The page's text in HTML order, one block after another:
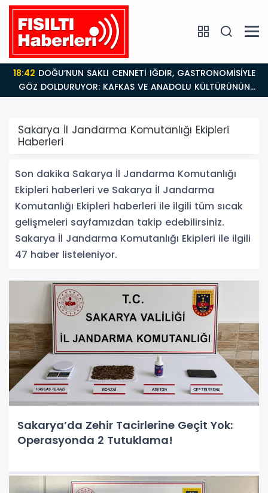
18:26Fısıltı Haberleri Iğdır Tanıtımları Devam Ediyor:
Türkiye’nin Doğu Kapısı Iğdır’ın Saklı Cennetleri
Keşfedilmeyi Bekliyor
Sakarya İl Jandarma Komutanlığı Ekipleri
Haberleri
Son dakika Sakarya İl Jandarma Komutanlığı
Ekipleri haberleri ve Sakarya İl Jandarma
Komutanlığı Ekipleri haberleri ile ilgili tüm sıcak
gelişmeleri sayfamızdan takip edebilirsiniz.
Sakarya İl Jandarma Komutanlığı Ekipleri ile ilgili
47 haber listeleniyor.
Sakarya’da Zehir Tacirlerine Geçit Yok:
Operasyonda 2 Tutuklama!